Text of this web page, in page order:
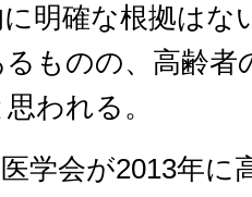
明確な根拠はな
ものの、高齢者
われる。
学会が2013年に